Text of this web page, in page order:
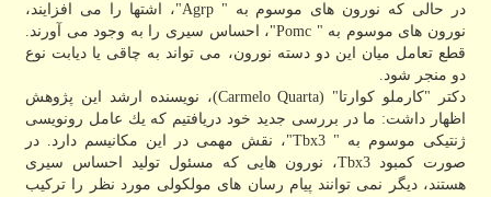
در حالی كه نورون های موسوم به " Agrp"، اشتها را می افزایند،
نورون های موسوم به " Pomc"، احساس سیری را به وجود می آورند.
قطع تعامل میان این دو دسته نورون، می تواند به چاقی یا دیابت نوع
دو منجر شود.
دكتر "كارملو كوارتا" (Carmelo Quarta)، نویسنده ارشد این پژوهش
اظهار داشت: ما در بررسی جدید خود دریافتیم كه یك عامل رونویسی
ژنتیكی موسوم به " Tbx3"، نقش مهمی در این مكانیسم دارد. در
صورت كمبود Tbx3، نورون هایی كه مسئول تولید احساس سیری
هستند، دیگر نمی توانند پیام رسان های مولكولی مورد نظر را تركیب